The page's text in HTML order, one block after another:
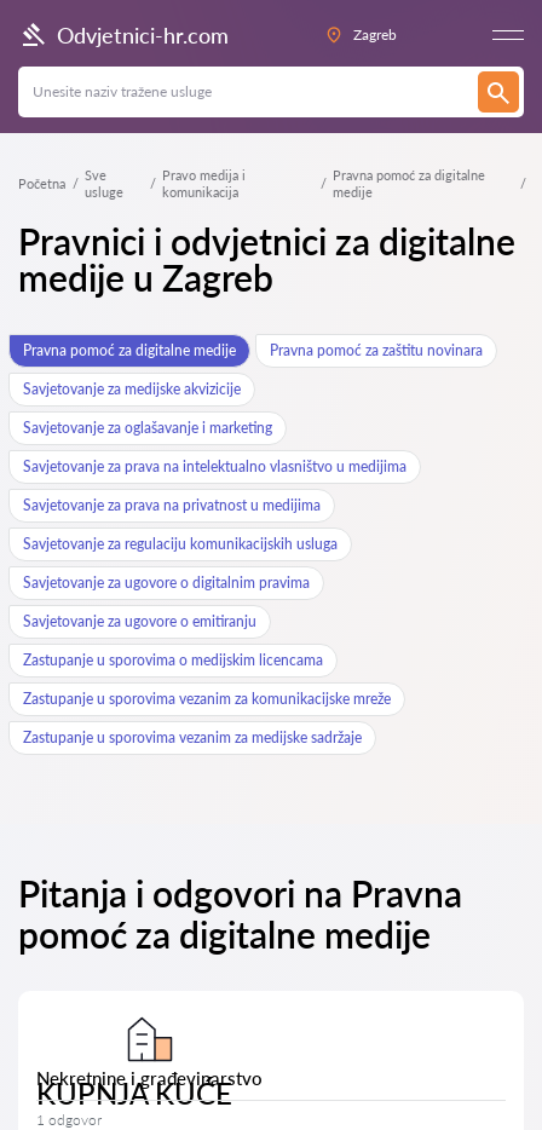
Odvjetnici-hr.com Zagreb
Početna
Sve
usluge
Pravo medija i
komunikacija
Pravna pomoć za digitalne
medije
Pravnici i odvjetnici za digitalne
medije u Zagreb
Pravna pomoć za digitalne medije Pravna pomoć za zaštitu novinara
Savjetovanje za medijske akvizicije
Savjetovanje za oglašavanje i marketing
Savjetovanje za prava na intelektualno vlasništvo u medijima
Savjetovanje za prava na privatnost u medijima
Savjetovanje za regulaciju komunikacijskih usluga
Savjetovanje za ugovore o digitalnim pravima
Savjetovanje za ugovore o emitiranju
Zastupanje u sporovima o medijskim licencama
Zastupanje u sporovima vezanim za komunikacijske mreže
Zastupanje u sporovima vezanim za medijske sadržaje
Pitanja i odgovori na Pravna
pomoć za digitalne medije
Nekretnine i građevinarstvo
KUPNJA KUĆE
1 odgovor